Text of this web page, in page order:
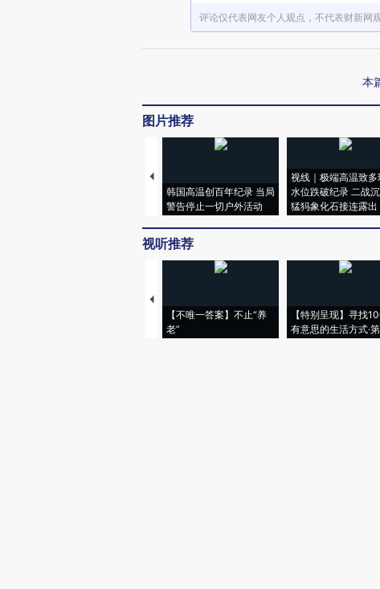
评论仅代表网友个人观点，不代表财新网
本
图片推荐
韩国高温创百年纪录 当局
警告停止一切户外活动
视线｜极端高温致多
水位跌破纪录 二战
猛犸象化石接连露出
视听推荐
【不唯一答案】不止“养
老”
【特别呈现】寻找
有意思的生活方式·